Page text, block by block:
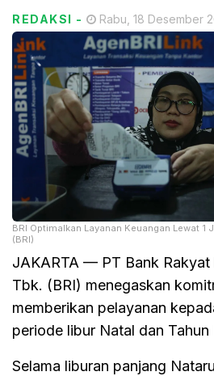
REDAKSI - Rabu, 18 Desember
BRI Optimalkan Layanan Keuangan Lewat 1
(BRI)
JAKARTA — PT Bank Rakyat
Tbk. (BRI) menegaskan
memberikan pelayanan
periode libur Natal dan
Selama liburan panjang